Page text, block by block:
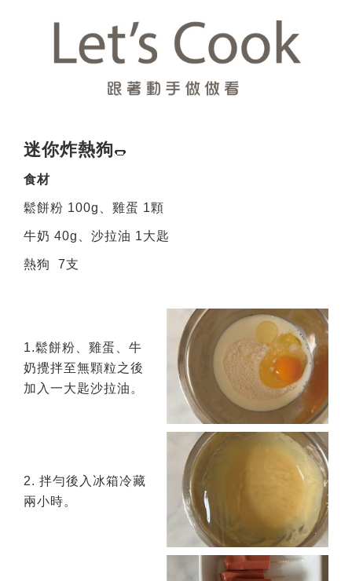
迷你炸熱狗🌭️
食材
鬆餅粉 100g、雞蛋 1顆
牛奶 40g、沙拉油 1大匙
熱狗 7支
1.鬆餅粉、雞蛋、牛
奶攪拌至無顆粒之後
加入一大匙沙拉油。
2. 拌勻後入冰箱冷藏
兩小時。